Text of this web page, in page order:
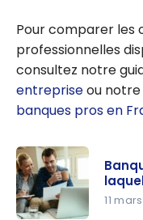
Pour comparer les
professionnelles
consultez notre
entrepriseou
banques pros en
11